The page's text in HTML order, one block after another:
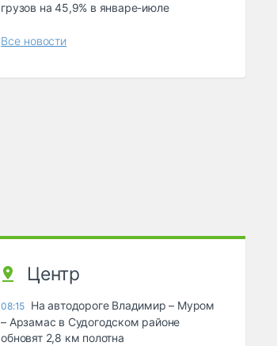
грузов на 45,9% в январе-июле
Все новости
Центр
08:15 На автодороге Владимир – Муром
– Арзамас в Судогодском районе
обновят 2,8 км полотна